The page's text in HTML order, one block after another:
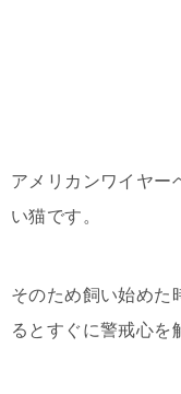
アメリカンワイヤー
い猫です。
そのため飼い始めた
るとすぐに警戒心を